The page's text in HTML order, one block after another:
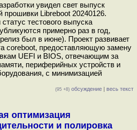
увидел свет выпуск
прошивки Libreboot 20240126.
тестового выпуска
примерно раз в год,
был в июне). Проект развивает
coreboot, предоставляющую замену
UEFI и BIOS, отвечающим за
периферийных устройств и
с минимизацией
(95 +8) обсуждение | весь текст
оптимизация
и полировка